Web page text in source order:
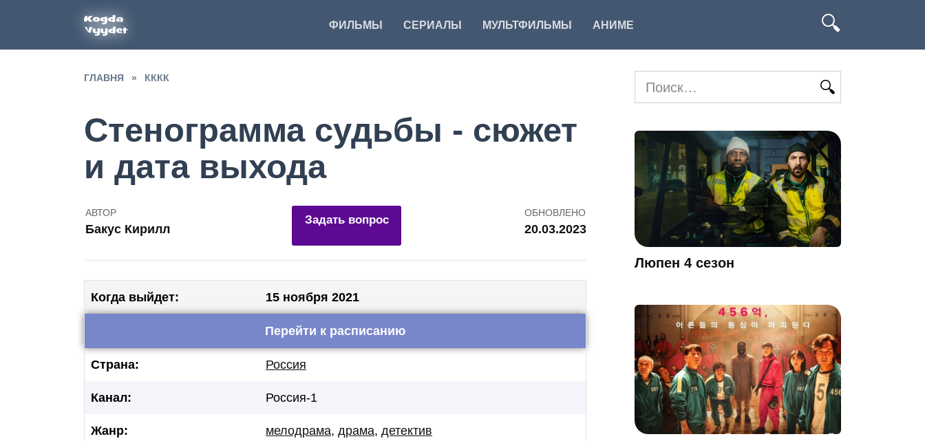
содержанию
ФИЛЬМЫ СЕРИАЛЫ МУЛЬТФИЛЬМЫ АНИМЕ
ГЛАВНЯ » КККК
Стенограмма судьбы - сюжет
и дата выхода
АВТОР
Бакус Кирилл
Задать вопрос
ОБНОВЛЕНО
20.03.2023
Когда выйдет: 15 ноября 2021
Перейти к расписанию
Страна: Россия
Канал: Россия-1
Жанр: мелодрама, драма, детектив
Search
for:
Люпен 4 сезон
7